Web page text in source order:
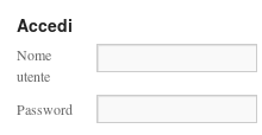
Accedi
Nome
utente
Password